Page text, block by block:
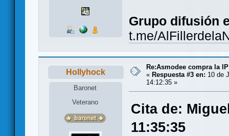
Grupo difusión
t.me/
Hollyhock
Baronet
Veterano
Re:Asmodee compra la
« Respuesta #3 en: 10 de
14:12:35 »
Cita de:
11:35:35